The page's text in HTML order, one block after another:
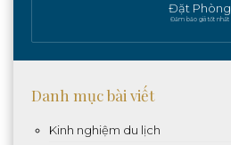
Đặt Phòng
Đảm bảo giá tốt nhất
Danh mục bài viết
Kinh nghiệm du lịch